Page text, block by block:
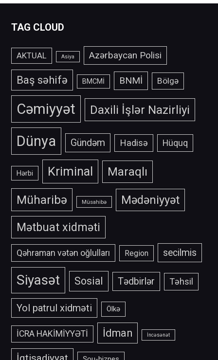
TAG CLOUD
AKTUAL Asiya Azərbaycan Polisi
Baş səhifə BMCMİ BNMİ Bölgə
Cəmiyyət Daxili İşlər Nazirliyi
Dünya Gündəm Hadisə Hüquq
Hərbi Kriminal Maraqlı
Müharibə Müsahibə
Mədəniyyət
Mətbuat xidməti
Qəhraman vətən oğlulları Region secilmis
Siyasət Sosial Tədbirlər Təhsil
Yol patrul xidməti Ölkə
İCRA HAKİMİYYƏTİ İdman İncəsənət